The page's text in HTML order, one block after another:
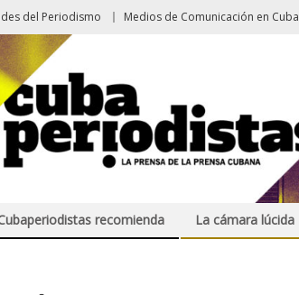
del Periodismo Medios de Comunicación en Cuba
recomienda La cámara lúcida